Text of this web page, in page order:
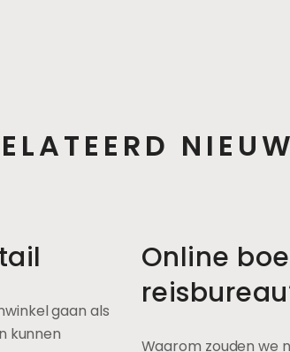
gaan als
kunnen
Online
Waarom zouden we